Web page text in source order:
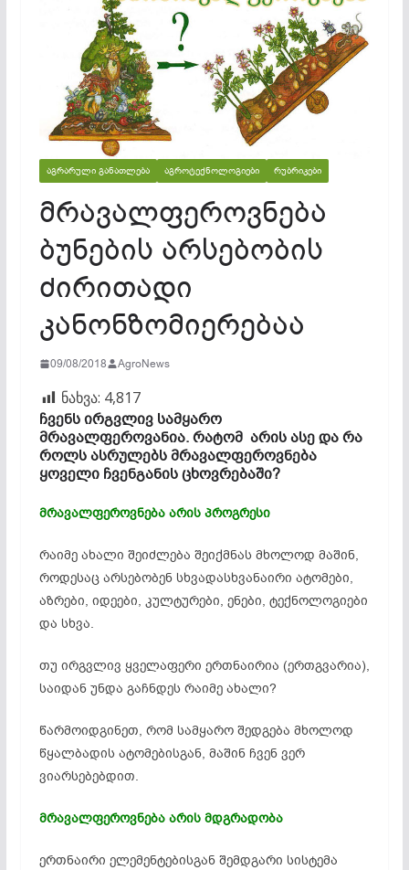
ᲐᲒᲠᲐᲠᲣᲚᲘ ᲒᲐᲜᲐᲗᲚᲔᲑᲐ ᲐᲒᲠᲝᲢᲔᲥᲜᲝᲚᲝᲒᲘᲔᲑᲘ ᲠᲣᲑᲠᲘᲙᲔᲑᲘ
მრავალფეროვნება
ბუნების არსებობის
ძირითადი
კანონზომიერებაა
09/08/2018 AgroNews
ნახვა: 4,817
ჩვენს ირგვლივ სამყარო
მრავალფეროვანია. რატომ არის ასე და რა
როლს ასრულებს მრავალფეროვნება
ყოველი ჩვენგანის ცხოვრებაში?
მრავალფეროვნება არის პროგრესი
რაიმე ახალი შეიძლება შეიქმნას მხოლოდ მაშინ,
როდესაც არსებობენ სხვადასხვანაირი ატომები,
აზრები, იდეები, კულტურები, ენები, ტექნოლოგიები
და სხვა.
თუ ირგვლივ ყველაფერი ერთნაირია (ერთგვარია),
საიდან უნდა გაჩნდეს რაიმე ახალი?
წარმოიდგინეთ, რომ სამყარო შედგება მხოლოდ
წყალბადის ატომებისგან, მაშინ ჩვენ ვერ
ვიარსებებდით.
მრავალფეროვნება არის მდგრადობა
ერთნაირი ელემენტებისგან შემდგარი სისტემა